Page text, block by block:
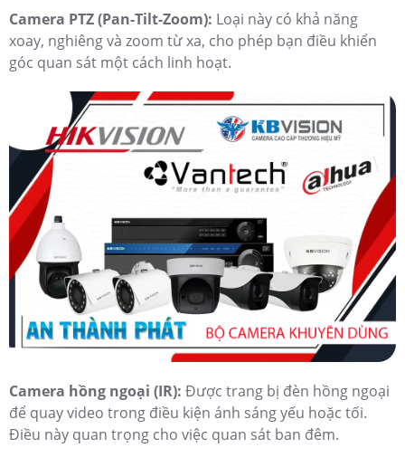
Camera PTZ (Pan-Tilt-Zoom): Loại này có khả năng
xoay, nghiêng và zoom từ xa, cho phép bạn điều khiển
góc quan sát một cách linh hoạt.
Camera hồng ngoại (IR): Được trang bị đèn hồng ngoại
để quay video trong điều kiện ánh sáng yếu hoặc tối.
Điều này quan trọng cho việc quan sát ban đêm.